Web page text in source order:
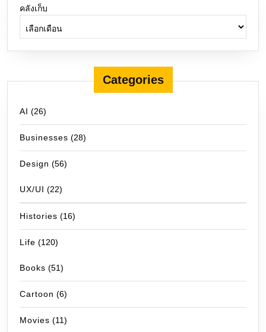
คลังเก็บ
Categories
AI (26)
Businesses (28)
Design (56)
UX/UI (22)
Histories (16)
Life (120)
Books (51)
Cartoon (6)
Movies (11)